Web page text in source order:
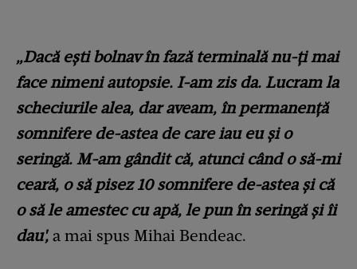
„Dacă ești bolnav în fază terminală nu-ți mai
face nimeni autopsie. I-am zis da. Lucram la
scheciurile alea, dar aveam, în permanență
somnifere de-astea de care iau eu și o
seringă. M-am gândit că, atunci când o să-mi
ceară, o să pisez 10 somnifere de-astea și că
o să le amestec cu apă, le pun în seringă și îi
dau', a mai spus Mihai Bendeac.